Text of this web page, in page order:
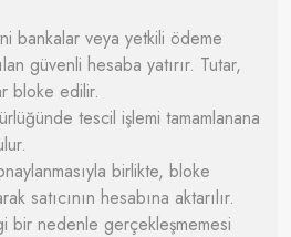
bankalar veya yetkili ödeme
güvenli hesaba yatırır. Tutar,
bloke edilir.
tescil işlemi tamamlanana
birlikte, bloke
satıcının hesabına aktarılır.
bir nedenle gerçekleşmemesi